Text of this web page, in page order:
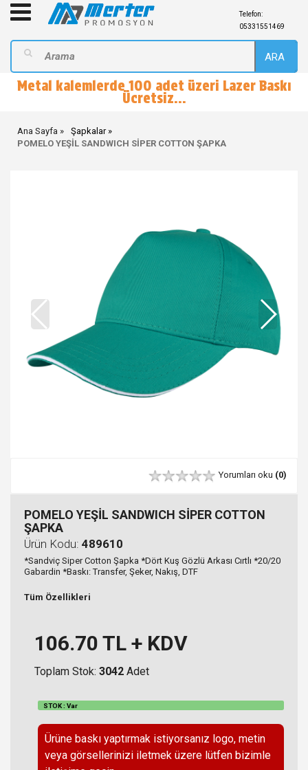
Telefon:
05331551469
ARA
Metal kalemlerde 100 adet üzeri Lazer Baskı
Ücretsiz...
Ana Sayfa
Şapkalar
POMELO YEŞİL SANDWICH SİPER COTTON ŞAPKA
Yorumları oku (0)
POMELO YEŞİL SANDWICH SİPER COTTON
ŞAPKA
Ürün Kodu: 489610
*Sandviç Siper Cotton Şapka *Dört Kuş Gözlü Arkası Cırtlı *20/20
Gabardin *Baskı: Transfer, Şeker, Nakış, DTF
Tüm Özellikleri
106.70 TL + KDV
Toplam Stok: 3042 Adet
STOK : Var
Ürüne baskı yaptırmak istiyorsanız logo, metin
veya görsellerinizi iletmek üzere lütfen bizimle